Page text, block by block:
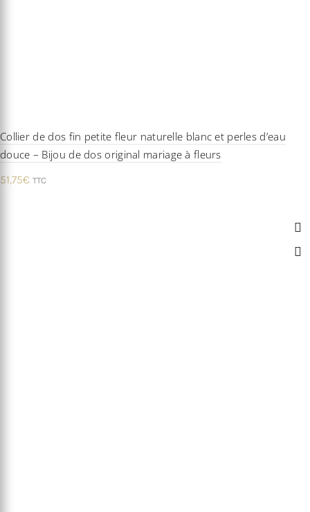
Collier de dos fin petite fleur naturelle blanc et perles d’eau
douce – Bijou de dos original mariage à fleurs
51,75€ TTC